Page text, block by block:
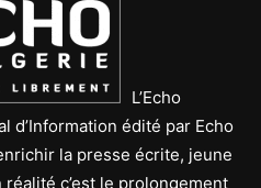
L’Echo
d’Information édité par Echo
la presse écrite, jeune
c’est le prolongement